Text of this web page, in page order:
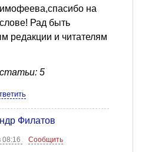
на
Рад быть
редакции и читателям
5
Филатов
08:16
Сообщить